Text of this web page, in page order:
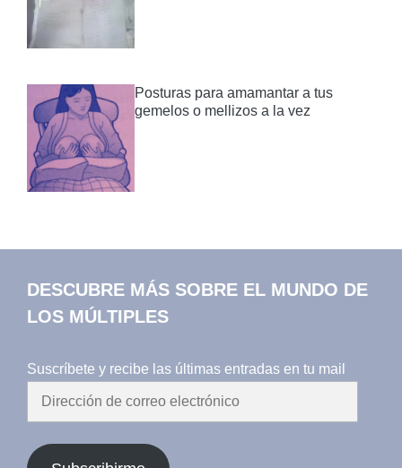
Posturas para amamantar a tus
gemelos o mellizos a la vez
DESCUBRE MÁS SOBRE EL MUNDO DE
LOS MÚLTIPLES
Suscríbete y recibe las últimas entradas en tu mail
Dirección
correo
electrónico